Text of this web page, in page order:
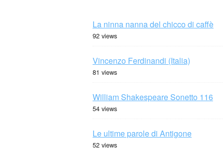
La ninna nanna del chicco di caffè
92 views
Vincenzo Ferdinandi (Italia)
81 views
William Shakespeare Sonetto 116
54 views
Le ultime parole di Antigone
52 views